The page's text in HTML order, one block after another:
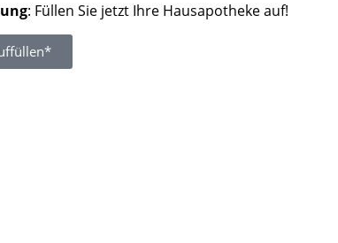
: Füllen Sie jetzt Ihre Hausapotheke auf!